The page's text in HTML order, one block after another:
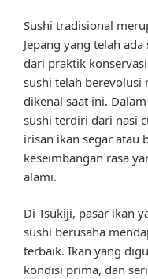
Sushi tradisional
Jepang yang telah
dari praktik
sushi telah berevolusi
dikenal saat ini.
sushi terdiri dari nasi
irisan ikan segar atau
keseimbangan rasa
alami.
Di Tsukiji, pasar ikan
sushi berusaha
terbaik. Ikan yang
kondisi prima, dan